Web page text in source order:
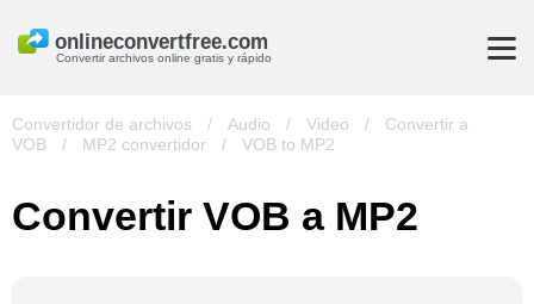
Convertir archivos online gratis y rápido
Convertidor de archivos / Audio / Video /
Convertir a
VOB
/ MP2 convertidor / VOB to MP2
Convertir VOB a MP2